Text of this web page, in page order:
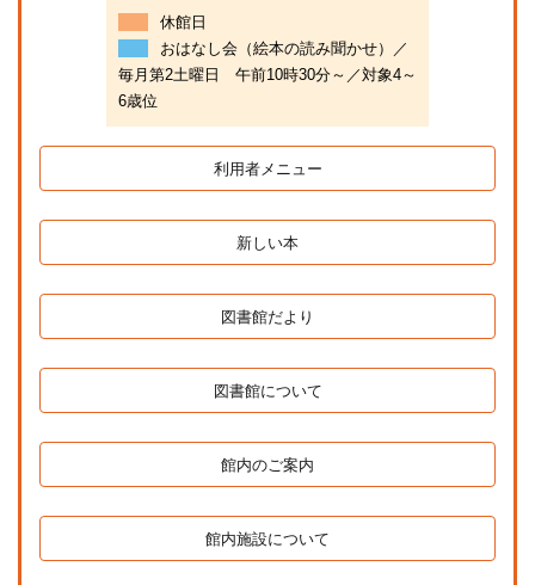
休館日
おはなし会（絵本の読み聞かせ）／
毎月第2土曜日 午前10時30分～／対象4～
6歳位
利用者メニュー
新しい本
図書館だより
図書館について
館内のご案内
館内施設について